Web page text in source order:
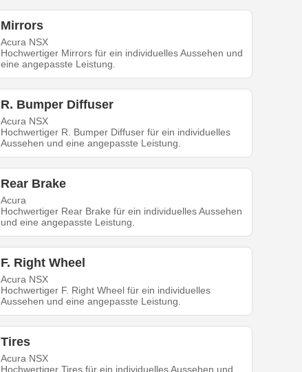
Mirrors
Acura NSX
Hochwertiger Mirrors für ein individuelles Aussehen und
eine angepasste Leistung.
R. Bumper Diffuser
Acura NSX
Hochwertiger R. Bumper Diffuser für ein individuelles
Aussehen und eine angepasste Leistung.
Rear Brake
Acura
Hochwertiger Rear Brake für ein individuelles Aussehen
und eine angepasste Leistung.
F. Right Wheel
Acura NSX
Hochwertiger F. Right Wheel für ein individuelles
Aussehen und eine angepasste Leistung.
Tires
Acura NSX
Hochwertiger Tires für ein individuelles Aussehen und